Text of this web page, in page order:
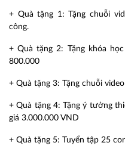
+ Quà tặng 1: Tặng chuỗi
công.
+ Quà tặng 2: Tặng khóa
800.000
+ Quà tặng 3: Tặng chuỗi
+ Quà tặng 4: Tặng ý tưởng
giá 3.000.000 VND
+ Quà tặng 5: Tuyển tập 25